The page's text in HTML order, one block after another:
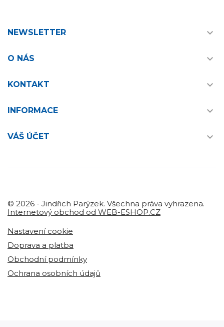
NEWSLETTER 
O NÁS 
KONTAKT 
INFORMACE 
VÁŠ ÚČET 
© 2026 - Jindřich Parýzek. Všechna práva vyhrazena.
Internetový obchod od WEB-ESHOP.CZ
Nastavení cookie
Doprava a platba
Obchodní podmínky
Ochrana osobních údajů